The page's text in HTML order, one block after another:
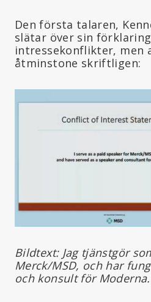
Den första talaren,
slätar över sin
intressekonflikter, men
åtminstone skriftligen:
Bildtext: Jag tjänstgör
Merck/MSD, och har
och konsult för Moderna.